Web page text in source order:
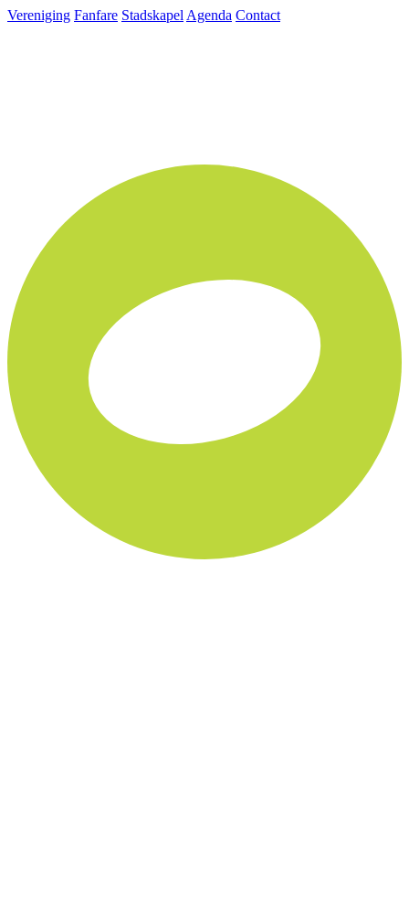
Vereniging Fanfare Stadskapel Agenda Contact